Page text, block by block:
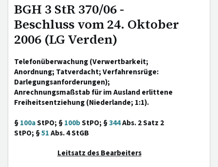
BGH 3 StR 370/06 -
Beschluss vom 24. Oktober
2006 (LG Verden)
Telefonüberwachung (Verwertbarkeit;
Anordnung; Tatverdacht; Verfahrensrüge:
Darlegungsanforderungen);
Anrechnungsmaßstab für im Ausland erlittene
Freiheitsentziehung (Niederlande; 1:1).
§100aStPO; §100bStPO; §344Abs. 2 Satz 2
StPO; §51Abs. 4 StGB
Leitsatz des Bearbeiters